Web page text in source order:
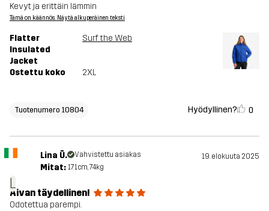
Kevyt ja erittäin lämmin
Tämä on käännös. Näytä alkuperäinen teksti
Flatter
Insulated
Jacket
Surf the Web
Ostettu koko 2XL
Tuotenumero 10804 Hyödyllinen? 0
L
Lina Ū. Vahvistettu asiakas 19. elokuuta 2025
Mitat: 171cm, 74kg
Aivan täydellinen!
Odotettua parempi.